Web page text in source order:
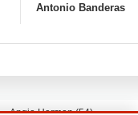
Antonio Banderas
Angie Harmon (54)